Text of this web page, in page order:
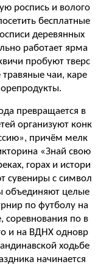
роспись и волого
бесплатные
деревянных
работает ярма
пробуют тверс
чаи, каре
превращается в
организуют конк
причём мелк
«Знай свою
горах и истори
сувениры с символ
объединяют целые
по футболу на
соревнования по в
и на ВДНХ одновр
ходьбе
начинается